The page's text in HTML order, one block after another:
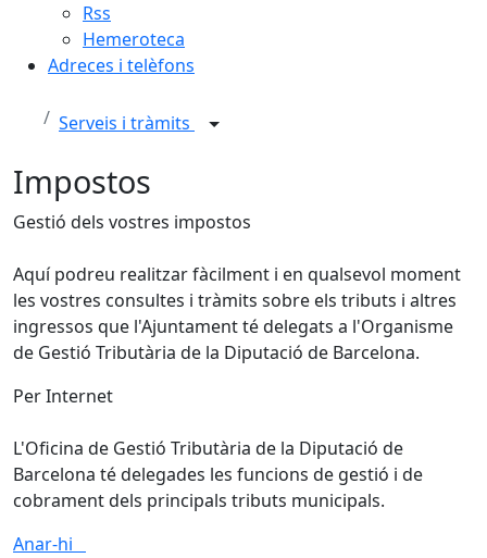
Rss
Hemeroteca
Adreces i telèfons
Serveis i tràmits
Impostos
Gestió dels vostres impostos
Aquí podreu realitzar fàcilment i en qualsevol moment
les vostres consultes i tràmits sobre els tributs i altres
ingressos que l'Ajuntament té delegats a l'Organisme
de Gestió Tributària de la Diputació de Barcelona.
Per Internet
L'Oficina de Gestió Tributària de la Diputació de
Barcelona té delegades les funcions de gestió i de
cobrament dels principals tributs municipals.
Anar-hi